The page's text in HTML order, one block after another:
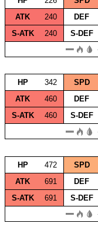
ATK
240 DEF
S‑ATK
240 S‑DEF
HP
342 SPD
ATK
460 DEF
S‑ATK
460 S‑DEF
HP
472 SPD
ATK
691 DEF
S‑ATK
691 S‑DEF